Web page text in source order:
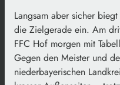
Langsam aber sicher
die Zielgerade ein. Am
FFC Hof morgen mit
Gegen den Meister und
niederbayerischen